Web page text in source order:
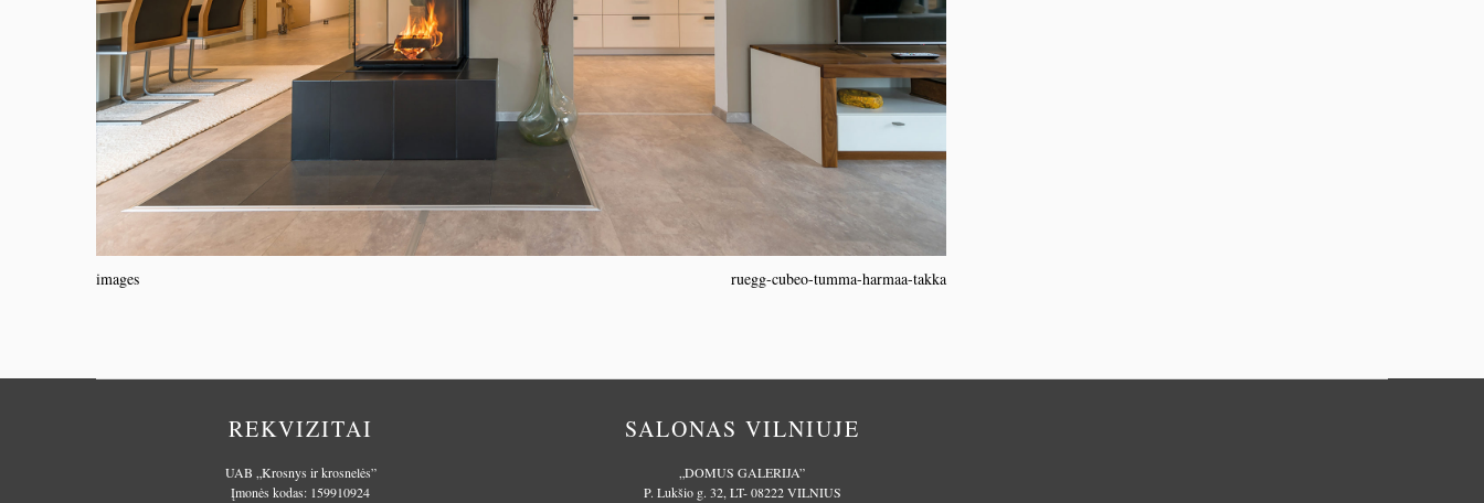
images ruegg-cubeo-tumma-harmaa-takka
REKVIZITAI
UAB „Krosnys ir krosnelės”
Įmonės kodas: 159910924
SALONAS VILNIUJE
„DOMUS GALERIJA”
P. Lukšio g. 32, LT- 08222 VILNIUS